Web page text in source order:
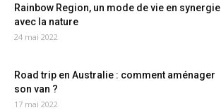
Rainbow Region, un mode de vie en synergie
avec la nature
24 mai 2022
Road trip en Australie : comment aménager
son van ?
17 mai 2022